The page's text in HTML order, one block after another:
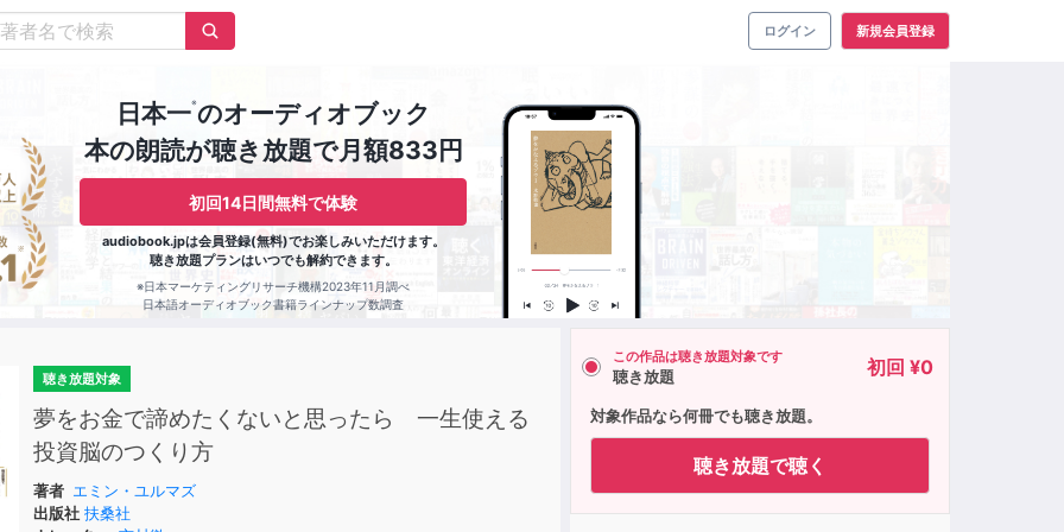
ログイン 新規会員登録
日本一※のオーディオブック
本の朗読が聴き放題で月額833円
初回14日間無料で体験
audiobook.jpは会員登録(無料)でお楽しみいただけます。
聴き放題プランはいつでも解約できます。
※日本マーケティングリサーチ機構2023年11月調べ
日本語オーディオブック書籍ラインナップ数調査
聴き放題対象
夢をお金で諦めたくないと思ったら 一生使える
投資脳のつくり方
著者 エミン・ユルマズ
出版社 扶桑社
この作品は聴き放題対象です
聴き放題 初回 ¥0
対象作品なら何冊でも聴き放題。
聴き放題で聴く